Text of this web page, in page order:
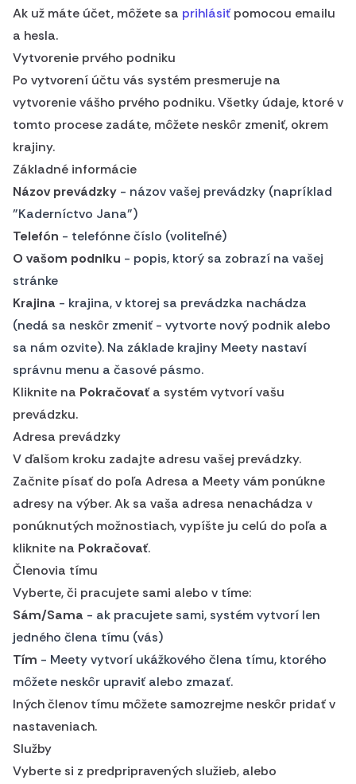
Ak už máte účet, môžete sa prihlásiťpomocou emailu
a hesla.
Vytvorenie prvého podniku
Po vytvorení účtu vás systém presmeruje na
vytvorenie vášho prvého podniku. Všetky údaje, ktoré v
tomto procese zadáte, môžete neskôr zmeniť, okrem
krajiny.
Základné informácie
Názov prevádzky - názov vašej prevádzky (napríklad
"Kaderníctvo Jana")
Telefón - telefónne číslo (voliteľné)
O vašom podniku - popis, ktorý sa zobrazí na vašej
stránke
Krajina - krajina, v ktorej sa prevádzka nachádza
(nedá sa neskôr zmeniť - vytvorte nový podnik alebo
sa nám ozvite). Na základe krajiny Meety nastaví
správnu menu a časové pásmo.
Kliknite na Pokračovaťa systém vytvorí vašu
prevádzku.
Adresa prevádzky
V ďalšom kroku zadajte adresu vašej prevádzky.
Začnite písať do poľa Adresa a Meety vám ponúkne
adresy na výber. Ak sa vaša adresa nenachádza v
ponúknutých možnostiach, vypíšte ju celú do poľa a
kliknite na Pokračovať.
Členovia tímu
Vyberte, či pracujete sami alebo v tíme:
Sám/Sama - ak pracujete sami, systém vytvorí len
jedného člena tímu (vás)
Tím - Meety vytvorí ukážkového člena tímu, ktorého
môžete neskôr upraviť alebo zmazať.
Iných členov tímu môžete samozrejme neskôr pridať v
nastaveniach.
Služby
Vyberte si z predpripravených služieb, alebo